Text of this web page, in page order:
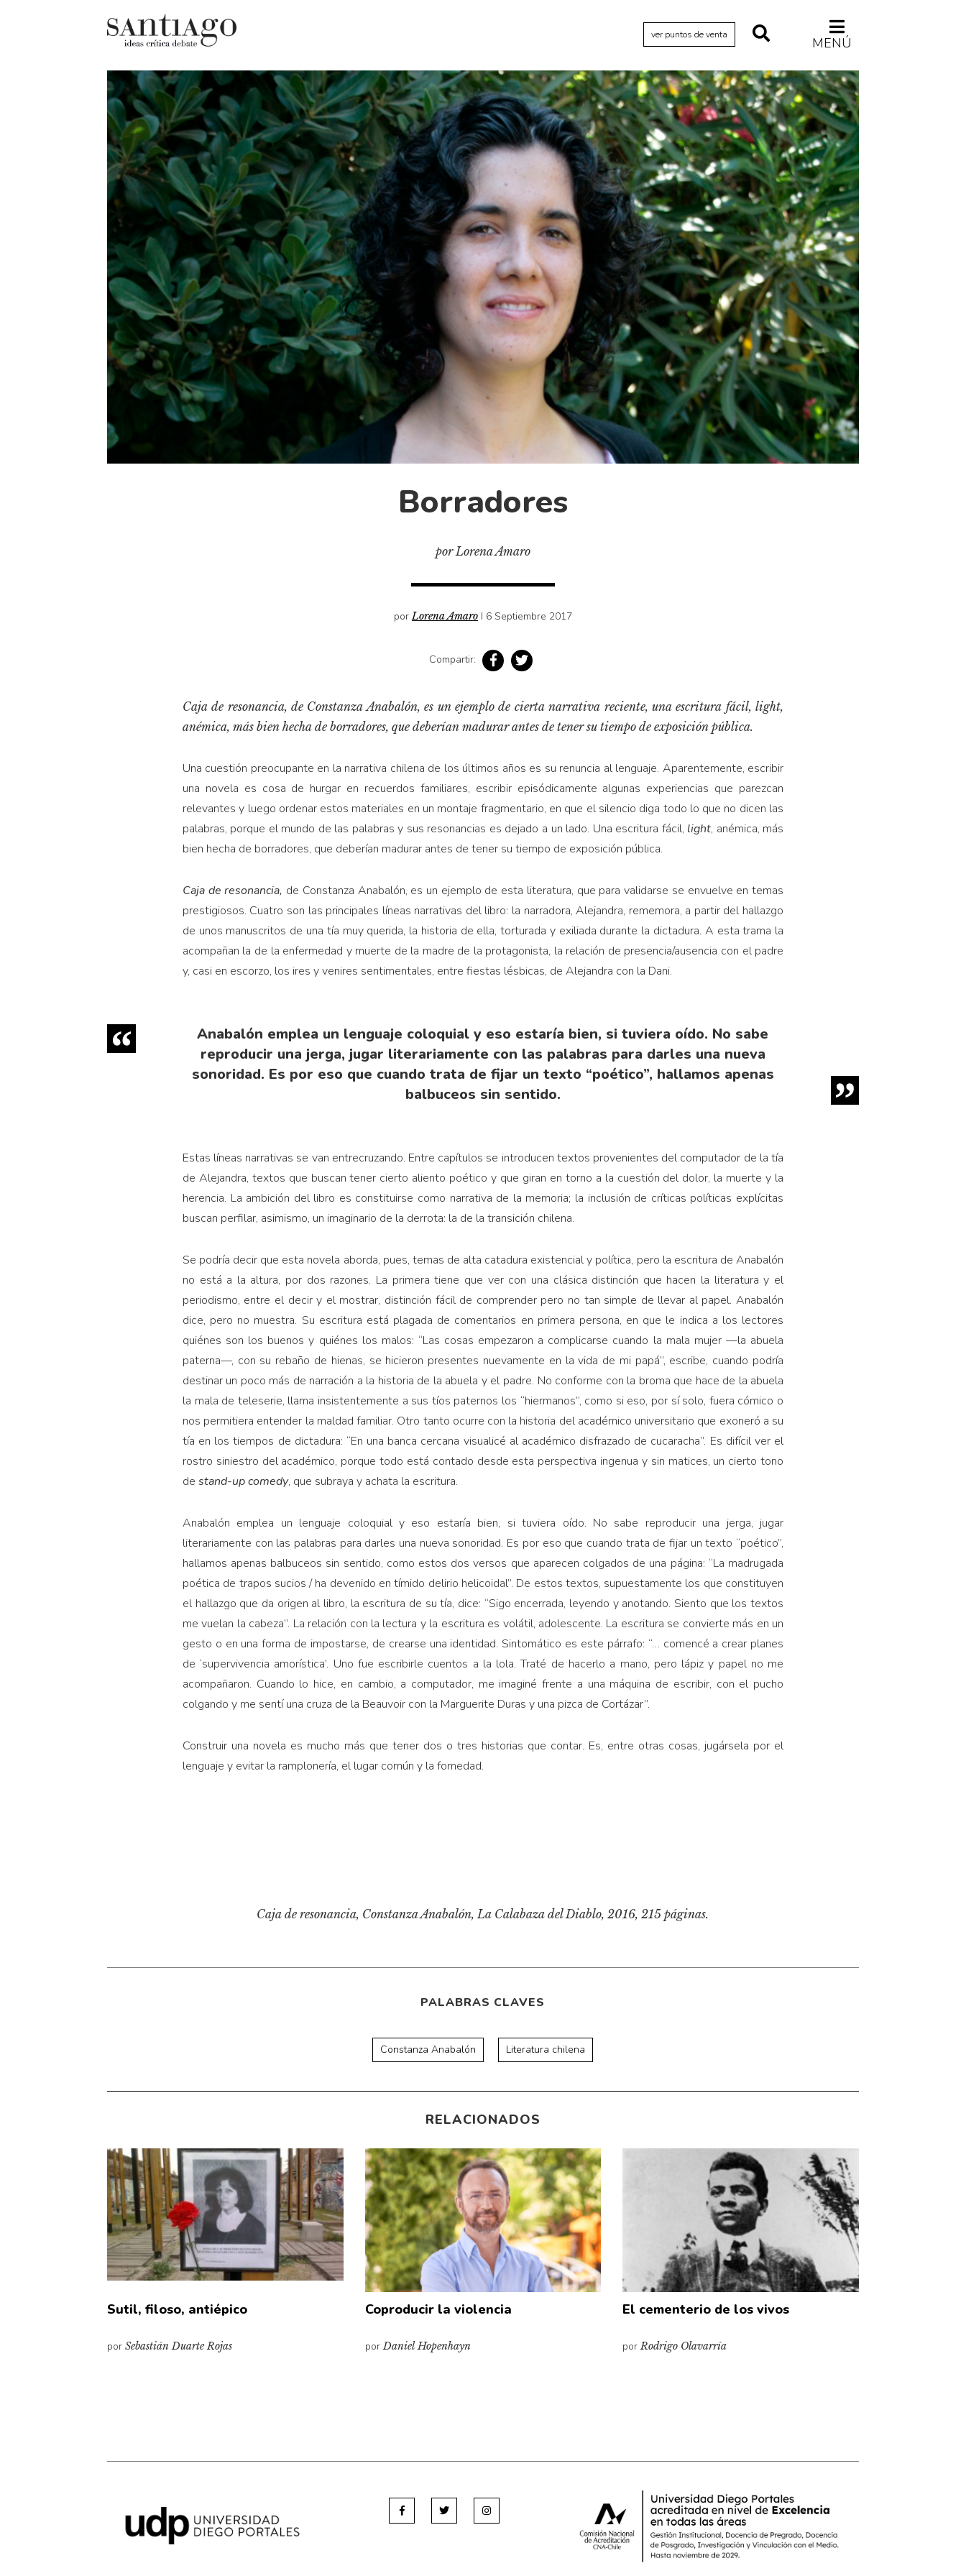
ver puntos de venta MENÚ
Actualidad
Archivo Cenfoto-UDP
Arquetipos de situación
Artes visuales
Ciencia
Cine y televisión
Ciudad
Cómics
Críticas
Cultura
Diccionario portátil de la literatura
chilena
Documentos
Fragmentos
Gran reserva
Historia
Historia material de los libros
Lagunas mentales
Libros
Libros usados
Literatura
Medioambiente
Narrativas visuales
Pensamiento
Pensamiento ilustrado
Personaje
Personajes secundarios
Política
Relecturas
Sociedad
Turismo accidental
Vidas paralelas
Voces y lecturas
Borradores
por Lorena Amaro
porLorena Amaro I 6 Septiembre 2017
Compartir:
Caja de resonancia,de Constanza Anabalón, es un ejemplo de cierta narrativa reciente, una escritura fácil,light,
anémica, más bien hecha de borradores, que deberían madurar antes de tener su tiempo de exposición pública.
Una cuestión preocupante en la narrativa chilena de los últimos años es su renuncia al lenguaje. Aparentemente, escribir
una novela es cosa de hurgar en recuerdos familiares, escribir episódicamente algunas experiencias que parezcan
relevantes y luego ordenar estos materiales en un montaje fragmentario, en que el silencio diga todo lo que no dicen las
palabras, porque el mundo de las palabras y sus resonancias es dejado a un lado. Una escritura fácil, light, anémica, más
bien hecha de borradores, que deberían madurar antes de tener su tiempo de exposición pública.
Caja de resonancia, de Constanza Anabalón, es un ejemplo de esta literatura, que para validarse se envuelve en temas
prestigiosos. Cuatro son las principales líneas narrativas del libro: la narradora, Alejandra, rememora, a partir del hallazgo
de unos manuscritos de una tía muy querida, la historia de ella, torturada y exiliada durante la dictadura. A esta trama la
acompañan la de la enfermedad y muerte de la madre de la protagonista, la relación de presencia/ausencia con el padre
y, casi en escorzo, los ires y venires sentimentales, entre fiestas lésbicas, de Alejandra con la Dani.
Anabalón emplea un lenguaje coloquial y eso estaría bien, si tuviera oído. No sabe
reproducir una jerga, jugar literariamente con las palabras para darles una nueva
sonoridad. Es por eso que cuando trata de fijar un texto “poético”, hallamos apenas
balbuceos sin sentido.
Estas líneas narrativas se van entrecruzando. Entre capítulos se introducen textos provenientes del computador de la tía
de Alejandra, textos que buscan tener cierto aliento poético y que giran en torno a la cuestión del dolor, la muerte y la
herencia. La ambición del libro es constituirse como narrativa de la memoria; la inclusión de críticas políticas explícitas
buscan perfilar, asimismo, un imaginario de la derrota: la de la transición chilena.
Se podría decir que esta novela aborda, pues, temas de alta catadura existencial y política, pero la escritura de Anabalón
no está a la altura, por dos razones. La primera tiene que ver con una clásica distinción que hacen la literatura y el
periodismo, entre el decir y el mostrar, distinción fácil de comprender pero no tan simple de llevar al papel. Anabalón
dice, pero no muestra. Su escritura está plagada de comentarios en primera persona, en que le indica a los lectores
quiénes son los buenos y quiénes los malos: “Las cosas empezaron a complicarse cuando la mala mujer —la abuela
paterna—, con su rebaño de hienas, se hicieron presentes nuevamente en la vida de mi papá”, escribe, cuando podría
destinar un poco más de narración a la historia de la abuela y el padre. No conforme con la broma que hace de la abuela
la mala de teleserie, llama insistentemente a sus tíos paternos los “hiermanos”, como si eso, por sí solo, fuera cómico o
nos permitiera entender la maldad familiar. Otro tanto ocurre con la historia del académico universitario que exoneró a su
tía en los tiempos de dictadura: “En una banca cercana visualicé al académico disfrazado de cucaracha”. Es difícil ver el
rostro siniestro del académico, porque todo está contado desde esta perspectiva ingenua y sin matices, un cierto tono
de stand-up comedy, que subraya y achata la escritura.
Anabalón emplea un lenguaje coloquial y eso estaría bien, si tuviera oído. No sabe reproducir una jerga, jugar
literariamente con las palabras para darles una nueva sonoridad. Es por eso que cuando trata de fijar un texto “poético”,
hallamos apenas balbuceos sin sentido, como estos dos versos que aparecen colgados de una página: “La madrugada
poética de trapos sucios / ha devenido en tímido delirio helicoidal”. De estos textos, supuestamente los que constituyen
el hallazgo que da origen al libro, la escritura de su tía, dice: “Sigo encerrada, leyendo y anotando. Siento que los textos
me vuelan la cabeza”. La relación con la lectura y la escritura es volátil, adolescente. La escritura se convierte más en un
gesto o en una forma de impostarse, de crearse una identidad. Sintomático es este párrafo: “… comencé a crear planes
de ‘supervivencia amorística’. Uno fue escribirle cuentos a la lola. Traté de hacerlo a mano, pero lápiz y papel no me
acompañaron. Cuando lo hice, en cambio, a computador, me imaginé frente a una máquina de escribir, con el pucho
colgando y me sentí una cruza de la Beauvoir con la Marguerite Duras y una pizca de Cortázar”.
Construir una novela es mucho más que tener dos o tres historias que contar. Es, entre otras cosas, jugársela por el
lenguaje y evitar la ramplonería, el lugar común y la fomedad.
Caja de resonancia, Constanza Anabalón, La Calabaza del Diablo, 2016, 215 páginas.
PALABRAS CLAVES
Constanza Anabalón Literatura chilena
RELACIONADOS
Sutil, filoso, antiépico
porSebastián Duarte Rojas
Coproducir la violencia
porDaniel Hopenhayn
El cementerio de los vivos
porRodrigo Olavarría